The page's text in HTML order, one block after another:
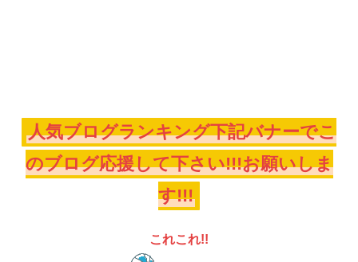
人気ブログランキング下記バナーでこ
のブログ応援して下さい!!!お願いしま
す!!!
これこれ!!